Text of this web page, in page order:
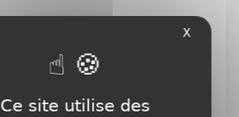
X
Ce site utilise des